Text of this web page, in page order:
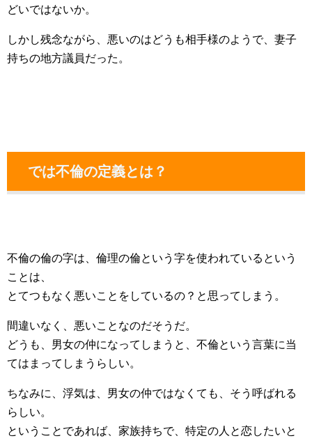
どいではないか。
しかし残念ながら、悪いのはどうも相手様のようで、妻子
持ちの地方議員だった。
では不倫の定義とは？
不倫の倫の字は、倫理の倫という字を使われているという
ことは、
とてつもなく悪いことをしているの？と思ってしまう。
間違いなく、悪いことなのだそうだ。
どうも、男女の仲になってしまうと、不倫という言葉に当
てはまってしまうらしい。
ちなみに、浮気は、男女の仲ではなくても、そう呼ばれる
らしい。
ということであれば、家族持ちで、特定の人と恋したいと